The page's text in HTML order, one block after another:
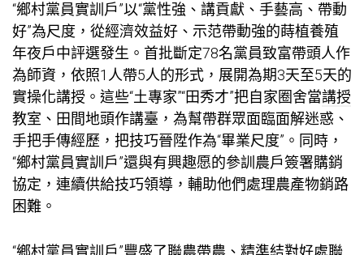
“鄉村黨員實訓戶”以“黨性強、講貢獻、手藝高、帶動
好”為尺度，從經濟效益好、示范帶動強的蒔植養殖
年夜戶中評選發生。首批斷定78名黨員致富帶頭人作
為師資，依照1人帶5人的形式，展開為期3天至5天的
實操化講授。這些“土專家”“田秀才”把自家圈舍當講授
教室、田間地頭作講臺，為幫帶群眾面臨面解迷惑、
手把手傳經歷，把技巧晉陞作為“畢業尺度”。同時，
“鄉村黨員實訓戶”還與有興趣愿的參訓農戶簽署購銷
協定，連續供給技巧領導，輔助他們處理農產物銷路
困難。
“鄉村黨員實訓戶”豐盛了聯農帶農、精準結對好處聯